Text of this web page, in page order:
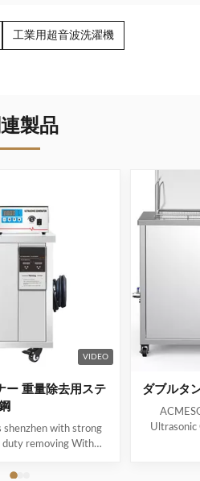
工業用超音波洗濯機
製品
VIDEO
ー 重量除去用ステ
shenzhen with strong
duty removing With
parts cleaning,
ダブルタ
Ultrasonic